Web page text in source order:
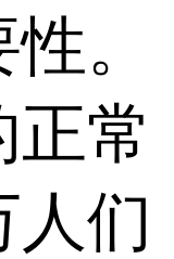
。
常
人们